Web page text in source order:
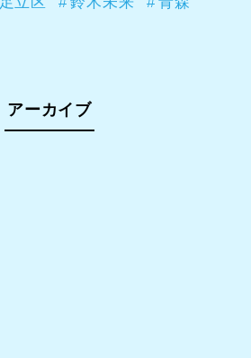
アーカイブ